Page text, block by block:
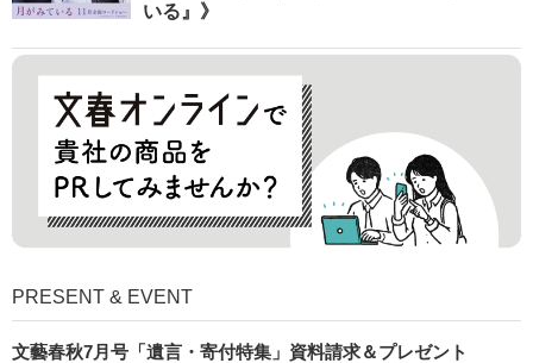
いる』》
PRESENT & EVENT
文藝春秋7月号「遺言・寄付特集」資料請求＆プレゼント